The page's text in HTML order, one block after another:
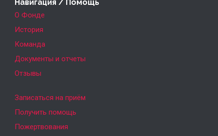
Навигация / Помощь
О Фонде
История
Команда
Документы и отчеты
Отзывы
Записаться на приём
Получить помощь
Пожертвования